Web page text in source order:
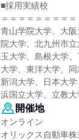
■採用実績校
＝＝＝＝＝＝＝＝＝
青山学院大学、大
院大学、北九州市
玉大学、島根大学
大学、東洋大学、
新潟大学、日本大
浜国立大学、立教
開催地
オンライン
オリックス自動車株